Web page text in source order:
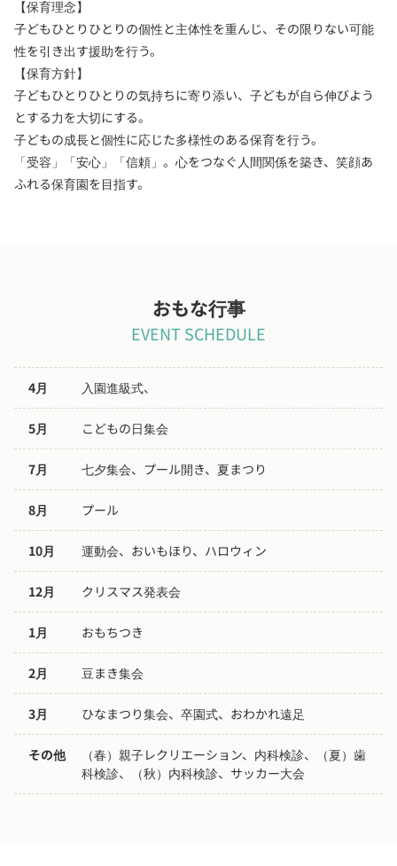
【保育理念】
子どもひとりひとりの個性と主体性を重んじ、その限りない可能
性を引き出す援助を行う。
【保育方針】
子どもひとりひとりの気持ちに寄り添い、子どもが自ら伸びよう
とする力を大切にする。
子どもの成長と個性に応じた多様性のある保育を行う。
「受容」「安心」「信頼」。心をつなぐ人間関係を築き、笑顔あ
ふれる保育園を目指す。
おもな行事
EVENT SCHEDULE
4月 入園進級式、
5月 こどもの日集会
7月 七夕集会、プール開き、夏まつり
8月 プール
10月 運動会、おいもほり、ハロウィン
12月 クリスマス発表会
1月 おもちつき
2月 豆まき集会
3月 ひなまつり集会、卒園式、おわかれ遠足
その他
（春）親子レクリエーション、内科検診、（夏）歯
科検診、（秋）内科検診、サッカー大会